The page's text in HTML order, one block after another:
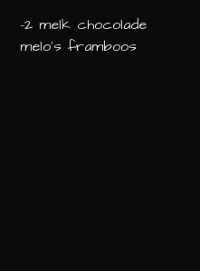
-2 melk chocolade
melo's framboos